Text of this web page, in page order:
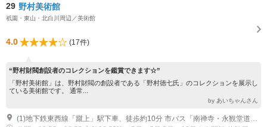
29 野村美術館
祇園・東山・北白川周辺／美術館
4.0 (17件)
“野村財閥創設者のコレクションを鑑賞できます☆”
「野村美術館」は、野村財閥の創設者である「野村徳七氏」のコレクションを展示し
ている美術館です。 通常...
by あいちゃんさん
(1)地下鉄東西線「蹴上」駅下車、徒歩約10分 市バス「南禅寺・永観堂道」下車、徒歩約5分